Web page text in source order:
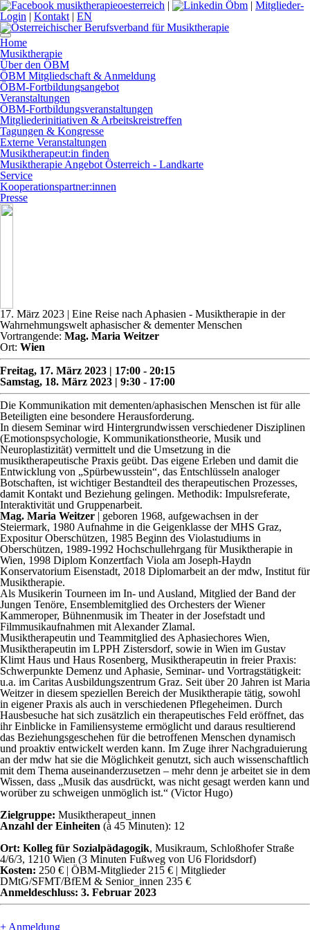
| | Mitglieder-
Login | Kontakt | EN
Home
Musiktherapie
Über den ÖBM
ÖBM Mitgliedschaft & Anmeldung
ÖBM-Fortbildungsangebot
Veranstaltungen
ÖBM-Fortbildungsveranstaltungen
Mitgliederinitiativen & Arbeitskreistreffen
Tagungen & Kongresse
Externe Veranstaltungen
Musiktherapeut:in finden
Musiktherapie Angebot Österreich - Landkarte
Service
Kooperationspartner:innen
Presse
17. März 2023 | Eine Reise nach Aphasien - Musiktherapie in der
Wahrnehmungswelt aphasischer & dementer Menschen
Vortrangende: Mag. Maria Weitzer
Ort: Wien
Freitag, 17. März 2023 | 17:00 - 20:15
Samstag, 18. März 2023 | 9:30 - 17:00
Die Kommunikation mit dementen/aphasischen Menschen ist für alle
Beteiligten eine besondere Herausforderung.
In diesem Seminar wird Hintergrundwissen verschiedener Disziplinen
(Emotionspsychologie, Kommunikationstheorie, Musik und
Neuroplastizität) vermittelt und die Umsetzung in die
musiktherapeutische Praxis geübt. Das eigene Erleben und damit die
Entwicklung von „Spürbewusstein“, das Entschlüsseln analoger
Botschaften, ist wichtiger Bestandteil des therapeutischen Prozesses,
damit Kontakt und Beziehung gelingen. Methodik: Impulsreferate,
Interaktivität und Gruppenarbeit.
Mag. Maria Weitzer | geboren 1968, aufgewachsen in der
Steiermark, 1980 Aufnahme in die Geigenklasse der MHS Graz,
Expositur Oberschützen, 1985 Beginn des Violastudiums in
Oberschützen, 1989-1992 Hochschullehrgang für Musiktherapie in
Wien, 1998 Diplom Konzertfach Viola am Joseph-Haydn
Konservatorium Eisenstadt, 2018 Diplomarbeit an der mdw, Institut für
Musiktherapie.
Als Musikerin Tourneen im In- und Ausland, Mitglied der Band der
Jungen Tenöre, Ensemblemitglied des Orchesters der Wiener
Kammeroper, Bühnenmusik im Theater in der Josefstadt und
Filmmusikaufnahmen mit Alexander Zlamal.
Musiktherapeutin und Teammitglied des Aphasiechores Wien,
Musiktherapeutin im LPPH Zistersdorf, sowie in Wien im Gustav
Klimt Haus und Haus Rosenberg, Musiktherapeutin in freier Praxis:
Schwerpunkte Demenz und Aphasie, Seminar- und Vortragstätigkeit:
u.a. im Caritas Ausbildungszentrum Graz. Seit über 20 Jahren ist Maria
Weitzer in diesem speziellen Bereich der Musiktherapie tätig, sowohl
in eigener Praxis als auch in verschiedenen Pflegeheimen. Durch
Hausbesuche hat sich zusätzlich ein therapeutisches Feld eröffnet, das
ihr Einblicke in Familiensysteme ermöglicht und daraus resultierend
das Beziehungsgeschehen für die betroffenen Menschen dynamisch
und proaktiv entwickelt werden kann. Im Zuge ihrer Nachgraduierung
an der mdw hat sie die Möglichkeit genutzt, sich auch wissenschaftlich
mit dem Thema auseinanderzusetzen – mehr denn je arbeitet sie in dem
Wissen, dass „Musik das ausdrückt, was nicht gesagt werden kann und
worüber zu schweigen unmöglich ist.“ (Victor Hugo)
Zielgruppe: Musiktherapeut_innen
Anzahl der Einheiten (à 45 Minuten): 12
Ort: Kolleg für Sozialpädagogik, Musikraum, Schloßhofer Straße
4/6/3, 1210 Wien (3 Minuten Fußweg von U6 Floridsdorf)
Kosten: 250 € | ÖBM-Mitglieder 215 € | Mitglieder
DMtG/SFMT/BfEM & Senior_innen 235 €
Anmeldeschluss: 3. Februar 2023
+ Anmeldung